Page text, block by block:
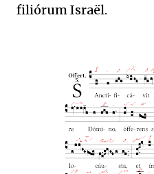
filiórum Israël.